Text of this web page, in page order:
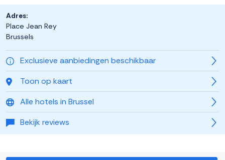
Exclusieve aanbiedingen beschikbaar
Toon op kaart
Alle hotels in Brussel
Bekijk reviews
Adres:
Place Jean Rey
Brussels